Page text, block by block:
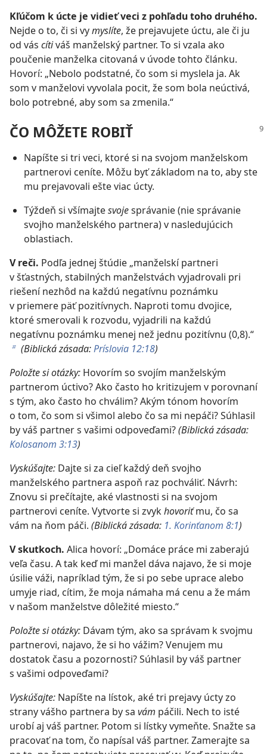
Kľúčom k úcte je vidieť veci z pohľadu toho druhého.
Nejde o to, či si vymyslíte, že prejavujete úctu, ale či ju
od vás cítiváš manželský partner. To si vzala ako
poučenie manželka citovaná v úvode tohto článku.
Hovorí: „Nebolo podstatné, čo som si myslela ja. Ak
som v manželovi vyvolala pocit, že som bola neúctivá,
bolo potrebné, aby som sa zmenila.“
ČO MÔŽETE ROBIŤ
Napíšte si tri veci, ktoré si na svojom manželskom
partnerovi ceníte. Môžu byť základom na to, aby ste
mu prejavovali ešte viac úcty.
Týždeň si všímajtesvojesprávanie (nie správanie
svojho manželského partnera) v nasledujúcich
oblastiach.
V reči. Podľa jednej štúdie „manželskí partneri
v šťastných, stabilných manželstvách vyjadrovali pri
riešení nezhôd na každú negatívnu poznámku
v priemere päť pozitívnych. Naproti tomu dvojice,
ktoré smerovali k rozvodu, vyjadrili na každú
negatívnu poznámku menej než jednu pozitívnu (0,8).“
b (Biblická zásada:Príslovia 12:18)
Položte si otázky: Hovorím so svojím manželským
partnerom úctivo? Ako často ho kritizujem v porovnaní
s tým, ako často ho chválim? Akým tónom hovorím
o tom, čo som si všimol alebo čo sa mi nepáči? Súhlasil
by váš partner s vašimi odpoveďami?(Biblická zásada:
Kolosanom 3:13)
Vyskúšajte: Dajte si za cieľ každý deň svojho
manželského partnera aspoň raz pochváliť. Návrh:
Znovu si prečítajte, aké vlastnosti si na svojom
partnerovi ceníte. Vytvorte si zvykhovoriťmu, čo sa
vám na ňom páči. (Biblická zásada: 1. Korinťanom 8:1)
V skutkoch. Alica hovorí: „Domáce práce mi zaberajú
veľa času. A tak keď mi manžel dáva najavo, že si moje
úsilie váži, napríklad tým, že si po sebe uprace alebo
umyje riad, cítim, že moja námaha má cenu a že mám
v našom manželstve dôležité miesto.“
Položte si otázky: Dávam tým, ako sa správam k svojmu
partnerovi, najavo, že si ho vážim? Venujem mu
dostatok času a pozornosti? Súhlasil by váš partner
s vašimi odpoveďami?
Vyskúšajte: Napíšte na lístok, aké tri prejavy úcty zo
strany vášho partnera by sa vám páčili. Nech to isté
urobí aj váš partner. Potom si lístky vymeňte. Snažte sa
pracovať na tom, čo napísal váš partner. Zamerajte sa